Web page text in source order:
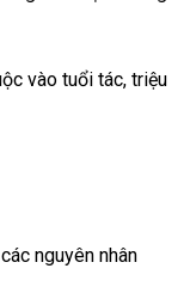
vào tuổi tác, triệu
nguyên nhân